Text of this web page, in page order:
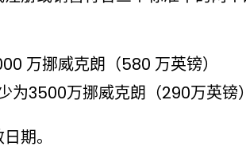
万挪威克朗（580 万英镑）
为3500万挪威克朗（290万英镑）
期。